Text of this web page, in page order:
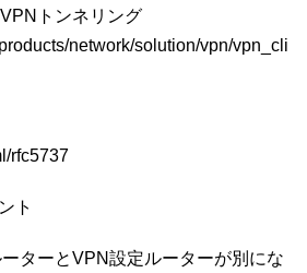
トンネリング
network/solution/vpn/vpn_cli
rfc5737
ト
ターとVPN設定ルーターが別にな